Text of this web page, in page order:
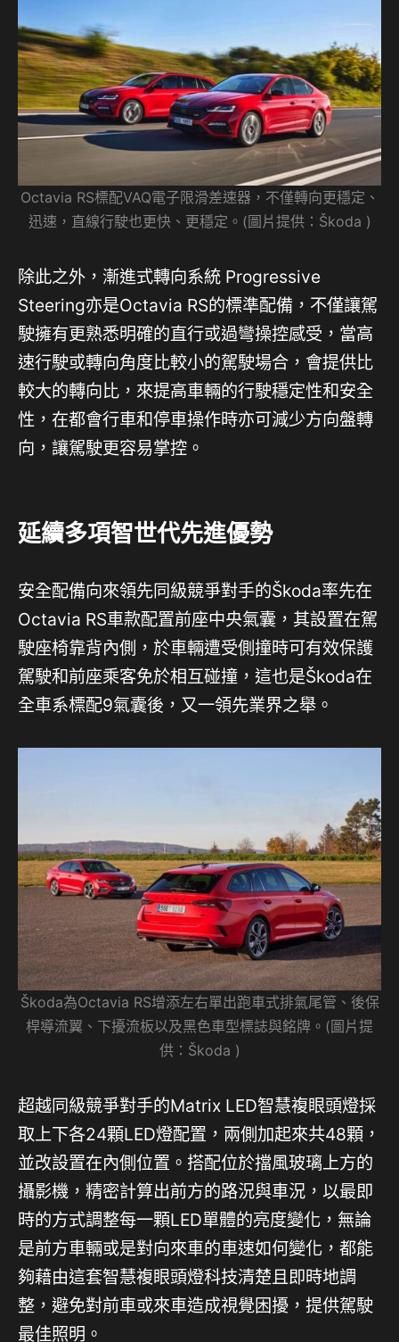
Octavia RS標配VAQ電子限滑差速器，不僅轉向更穩定、
迅速，直線行駛也更快、更穩定。(圖片提供：Škoda )
除此之外，漸進式轉向系統 Progressive
Steering亦是Octavia RS的標準配備，不僅讓駕
駛擁有更熟悉明確的直行或過彎操控感受，當高
速行駛或轉向角度比較小的駕駛場合，會提供比
較大的轉向比，來提高車輛的行駛穩定性和安全
性，在都會行車和停車操作時亦可減少方向盤轉
向，讓駕駛更容易掌控。
延續多項智世代先進優勢
安全配備向來領先同級競爭對手的Škoda率先在
Octavia RS車款配置前座中央氣囊，其設置在駕
駛座椅靠背內側，於車輛遭受側撞時可有效保護
駕駛和前座乘客免於相互碰撞，這也是Škoda在
全車系標配9氣囊後，又一領先業界之舉。
Škoda為Octavia RS增添左右單出跑車式排氣尾管、後保
桿導流翼、下擾流板以及黑色車型標誌與銘牌。(圖片提
供：Škoda )
超越同級競爭對手的Matrix LED智慧複眼頭燈採
取上下各24顆LED燈配置，兩側加起來共48顆，
並改設置在內側位置。搭配位於擋風玻璃上方的
攝影機，精密計算出前方的路況與車況，以最即
時的方式調整每一顆LED單體的亮度變化，無論
是前方車輛或是對向來車的車速如何變化，都能
夠藉由這套智慧複眼頭燈科技清楚且即時地調
整，避免對前車或來車造成視覺困擾，提供駕駛
最佳照明。